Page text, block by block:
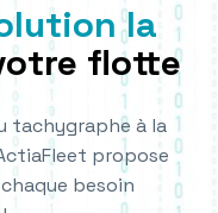
la
flotte
tachygraphe à la
propose
besoin